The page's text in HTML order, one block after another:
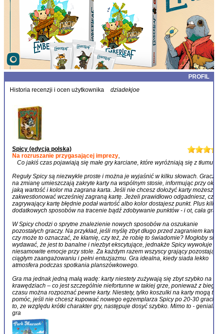
PROFIL
Historia recenzji i ocen użytkownika
dziadekjoe
Spicy (edycja polska)
Na rozruszanie przygasającej imprezy,
Co jakiś czas pojawiają się małe gry karciane, które wyróżniają się z tłumu.
Reguły Spicy są niezwykle proste i można je wyjaśnić w kilku słowach. Gracze
na zmianę umieszczają zakryte karty na wspólnym stosie, informując przy
jaką wartość i kolor ma zagrana karta. Jeśli nie chcesz dołożyć karty możesz
zakwestionować wcześniej zagraną kartę. Jeżeli prawidłowo odgadniesz, czy
zagrywający kartę błędnie podał wartość albo kolor dostajesz punkt. Plus kilka
dodatkowych sposobów na tracenie bądź zdobywanie punktów - i ot, cała gra.
W Spicy chodzi o sprytne znalezienie nowych sposobów na oszukanie
pozostałych graczy. Na przykład, jeśli myślę zbyt długo przed zagraniem karty,
czy może to oznaczać, że kłamię, czy też, że robię to świadomie? Mogłoby się
wydawać, że jest to banalne i niezbyt ekscytujące, jednakże Spicy wywołuje
niesamowite emocje przy stole. Za każdym razem wszyscy grający pozostają
ciągłym zaangażowaniu i pełni entuzjazmu. Gra idealna, kiedy siada lekko
atmosfera podczas spotkania planszówkowego.
Gra ma jednak jedną małą wadę: karty niestety zużywają się zbyt szybko na
krawędziach – co jest szczególnie niefortunne w takiej grze, ponieważ z
czasu można rozpoznać pewne karty. Niestety, tylko koszulki na karty mogą tu
pomóc, jeśli nie chcesz kupować nowego egzemplarza Spicy po 20-30 grach,
to, ze względu krótki charakter gry, następuje dosyć szybko. Mimo to -
gra